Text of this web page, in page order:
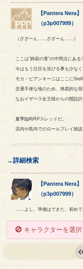
【Pantera Nera
（p3p007999）
（ざざーん……ざざーん……）
ここは"静寂の青"の中間点にある
今はもう注目を浴びる事も少な
モカ・ビアンキーニはここに
交通不便な地のため、簡易的な宿
なおイザベラ女王様からの開設許
夏季臨時RPスレッドだ。
店内や島内でのロールプレイ雑談
→詳細検索
【Pantera Nera
（p3p007999）
……よし、準備はできた。初めて
キャラクターを選択